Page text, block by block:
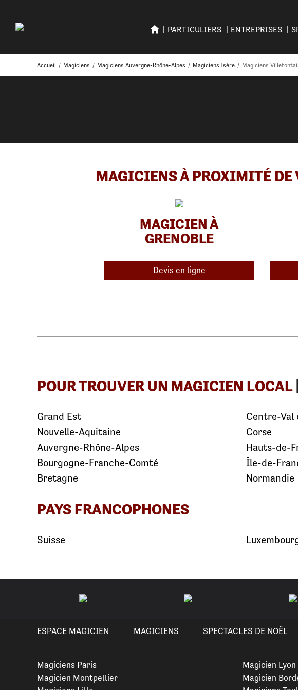
PARTICULIERS ENTREPRISES
Accueil / Magiciens / Magiciens Auvergne-Rhône-Alpes / Magiciens Isère / Magiciens
MAGICIENS À PROXIMITÉ
MAGICIEN À
GRENOBLE
Devis en ligne
POUR TROUVER UN MAGICIEN LOCAL
Grand Est
Nouvelle-Aquitaine
Auvergne-Rhône-Alpes
Bourgogne-Franche-Comté
Bretagne
Centre-Val
Corse
Hauts-de-
Île-de-
Normandie
PAYS FRANCOPHONES
Suisse
ESPACE MAGICIEN MAGICIENS SPECTACLES DE NOËL
Magiciens Paris
Magicien Montpellier
Magicien Lyon
Magicien